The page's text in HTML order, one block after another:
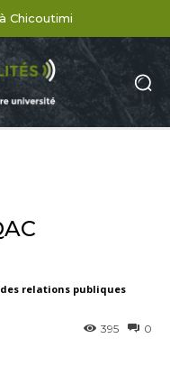
Chicoutimi
relations publiques
0
395